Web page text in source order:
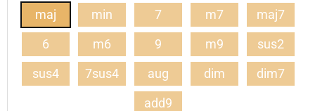
maj min 7 m7 maj7
6 m6 9 m9 sus2
sus4 7sus4 aug dim dim7
add9